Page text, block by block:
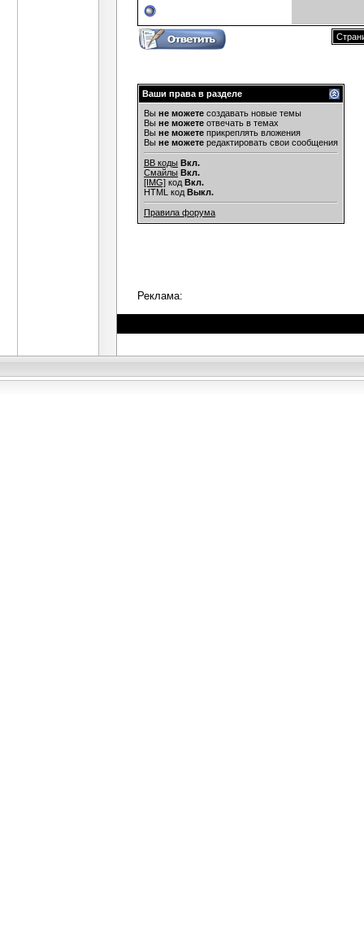
Ваши права в разделе
Вы не можете создавать новые темы
Вы не можете отвечать в темах
Вы не можете прикреплять вложения
Вы не можете редактировать свои сообщения
BB коды Вкл.
Смайлы Вкл.
[IMG] код Вкл.
HTML код Выкл.
Правила форума
Реклама: